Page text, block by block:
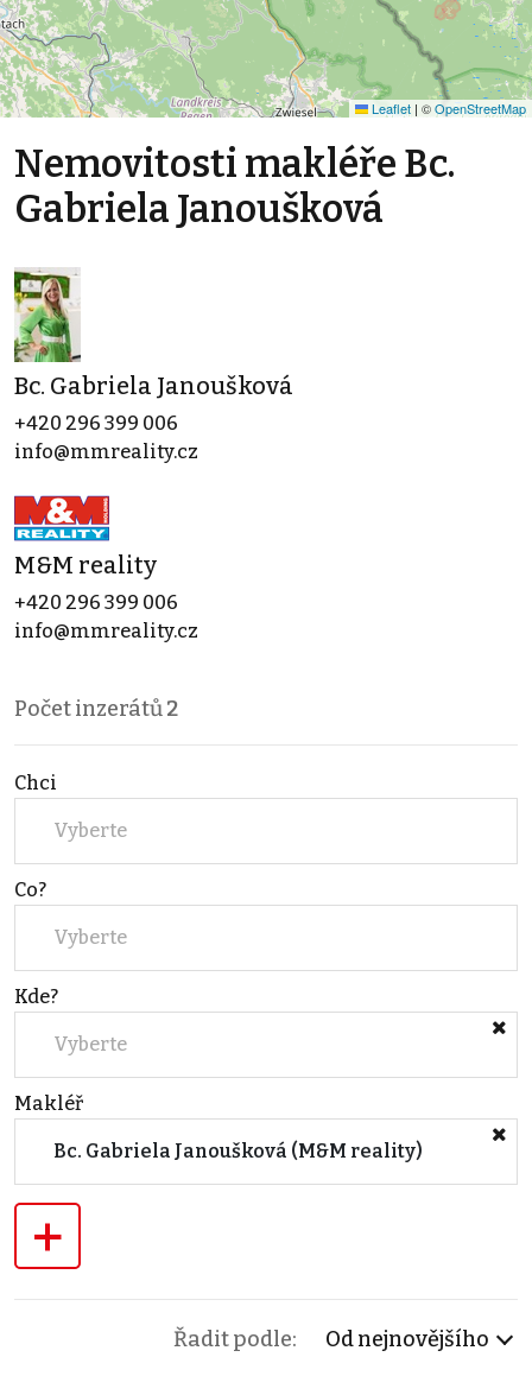
Leaflet | ©OpenStreetMap
Nemovitosti makléře Bc.
Gabriela Janoušková
Bc. Gabriela Janoušková
+420 296 399 006
info@mmreality.cz
M&M reality
+420 296 399 006
info@mmreality.cz
Počet inzerátů2
Chci
Vyberte
Co?
Vyberte
Kde?
Vyberte
Makléř
Bc. Gabriela Janoušková (M&M reality)
+
Řadit podle: Od nejnovějšího